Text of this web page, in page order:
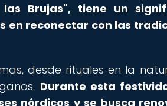
Brujas", tiene un
en reconectar con las
desde rituales en la
Durante esta
nórdicos y se busca